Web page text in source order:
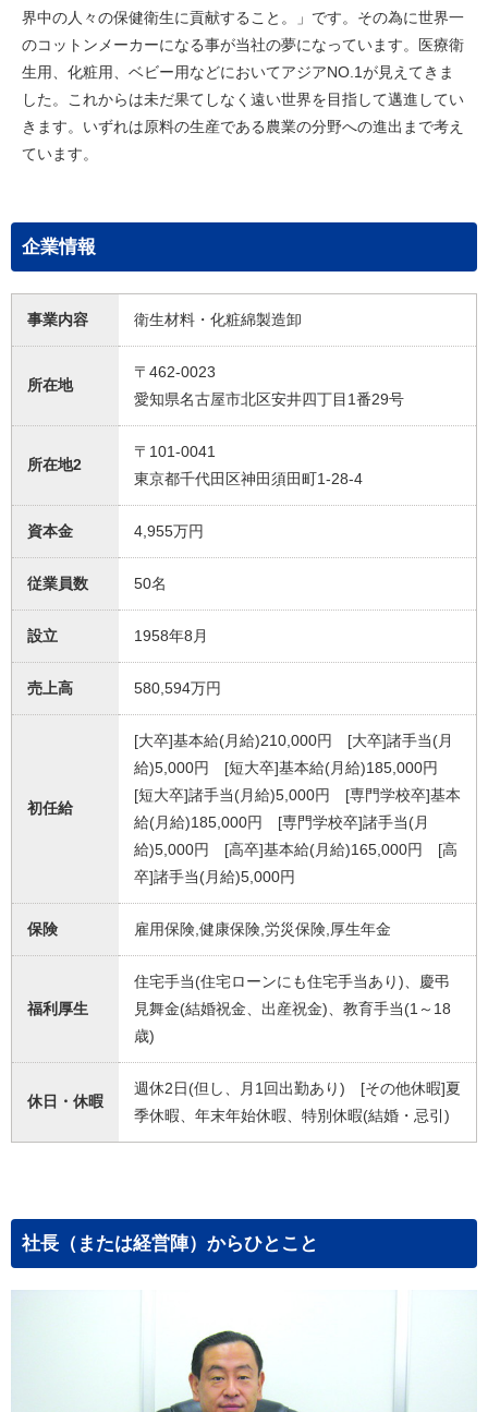
界中の人々の保健衛生に貢献すること。」です。その為に世界一
のコットンメーカーになる事が当社の夢になっています。医療衛
生用、化粧用、ベビー用などにおいてアジアNO.1が見えてきま
した。これからは未だ果てしなく遠い世界を目指して邁進してい
きます。いずれは原料の生産である農業の分野への進出まで考え
ています。
企業情報
事業内容 衛生材料・化粧綿製造卸
所在地
〒462-0023
愛知県名古屋市北区安井四丁目1番29号
所在地2
〒101-0041
東京都千代田区神田須田町1-28-4
資本金 4,955万円
従業員数 50名
設立 1958年8月
売上高 580,594万円
初任給
[大卒]基本給(月給)210,000円 [大卒]諸手当(月
給)5,000円 [短大卒]基本給(月給)185,000円
[短大卒]諸手当(月給)5,000円 [専門学校卒]基本
給(月給)185,000円 [専門学校卒]諸手当(月
給)5,000円 [高卒]基本給(月給)165,000円 [高
卒]諸手当(月給)5,000円
保険 雇用保険,健康保険,労災保険,厚生年金
福利厚生
住宅手当(住宅ローンにも住宅手当あり)、慶弔
見舞金(結婚祝金、出産祝金)、教育手当(1～18
歳)
休日・休暇
週休2日(但し、月1回出勤あり) [その他休暇]夏
季休暇、年末年始休暇、特別休暇(結婚・忌引)
社長（または経営陣）からひとこと